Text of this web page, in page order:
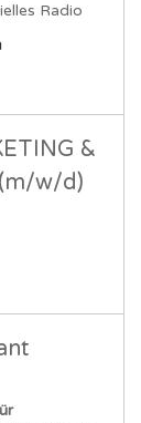
Radio
&
w/d)